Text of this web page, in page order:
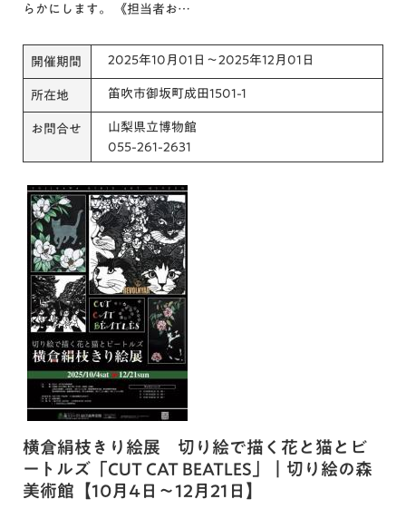
らかにします。 《担当者お…
開催期間 2025年10月01日～2025年12月01日
所在地 笛吹市御坂町成田1501-1
お問合せ
山梨県立博物館
055-261-2631
横倉絹枝きり絵展 切り絵で描く花と猫とビ
ートルズ「CUT CAT BEATLES」｜切り絵の森
美術館【10月4日～12月21日】